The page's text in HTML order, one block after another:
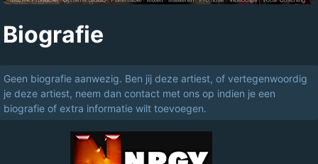
Biografie
Geen biografie aanwezig. Ben jij deze artiest, of vertegenwoordig
je deze artiest, neem dan contact met ons op indien je een
biografie of extra informatie wilt toevoegen.